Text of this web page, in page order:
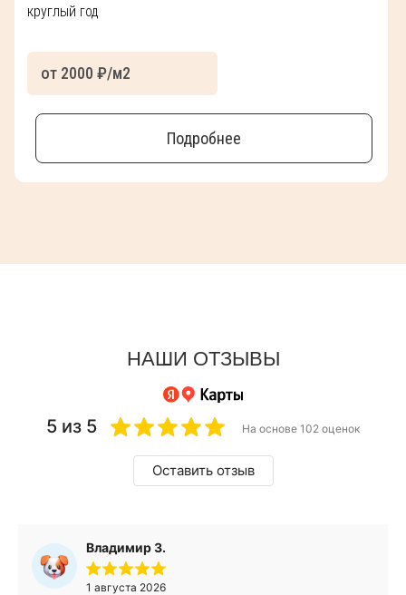
круглый год
Подробнее
от 2000 ₽/м2
НАШИ ОТЗЫВЫ
5 из 5 На основе 102 оценок
Оставить отзыв
Владимир З.
1 августа 2026